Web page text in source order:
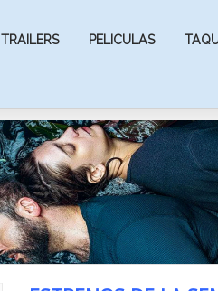
TRAILERS PELICULAS